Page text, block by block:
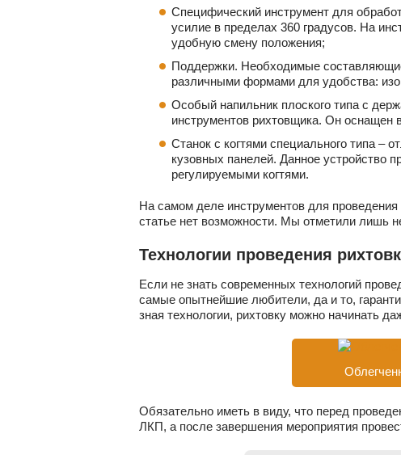
Специфический инструмент для
усилие в пределах 360 градусов. На
удобную смену положения;
Поддержки. Необходимые
различными формами для удобства:
Особый напильник плоского типа с
инструментов рихтовщика. Он оснащен
Станок с когтями специального типа –
кузовных панелей. Данное устройство
регулируемыми когтями.
На самом деле инструментов для
статье нет возможности. Мы отметили лишь
Технологии проведения
Если не знать современных технологий
самые опытнейшие любители, да и то,
зная технологии, рихтовку можно начинать
Обязательно иметь в виду, что перед
ЛКП, а после завершения мероприятия